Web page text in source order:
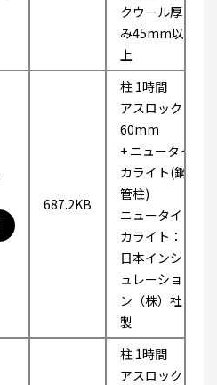
クウール厚
み45mm以
上
687.2KB
柱 1時間
アスロック
60mm
+ ニュータイ
カライト(鋼
管柱)
ニュータイ
カライト：
日本インシ
ュレーショ
ン（株）社
製
柱 1時間
アスロック